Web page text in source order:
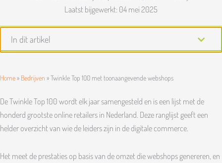
Laatst bijgewerkt: 04 mei 2025
In dit artikel
Home» Bedrijven »Twinkle Top 100 met toonaangevende webshops
De Twinkle Top 100 wordt elk jaar samengesteld en is een lijst met de
honderd grootste online retailers in Nederland. Deze ranglijst geeft een
helder overzicht van wie de leiders zijn in de digitale commerce.
Het meet de prestaties op basis van de omzet die webshops genereren, en